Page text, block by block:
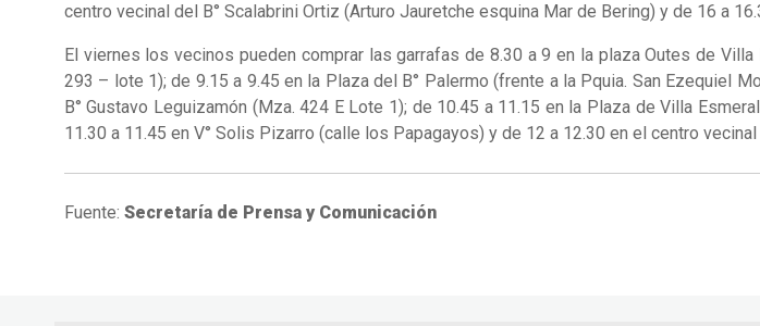
centro vecinal del B° Scalabrini Ortiz (Arturo Jauretche esquina Mar de Bering) y de 16 a
El viernes los vecinos pueden comprar las garrafas de 8.30 a 9 en la plaza Outes de
293 – lote 1); de 9.15 a 9.45 en la Plaza del B° Palermo (frente a la Pquia. San Ezequiel
B° Gustavo Leguizamón (Mza. 424 E Lote 1); de 10.45 a 11.15 en la Plaza de Villa
11.30 a 11.45 en V° Solis Pizarro (calle los Papagayos) y de 12 a 12.30 en el centro vecinal
Fuente: Secretaría de Prensa y Comunicación